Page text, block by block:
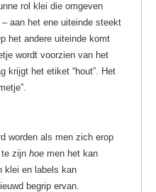
rol klei die omgeven
aan het ene uiteinde steekt
het andere uiteinde komt
wordt voorzien van het
krijgt het etiket “hout”. Het
worden als men zich erop
zijn hoe men het kan
klei en labels kan
begrip ervan.